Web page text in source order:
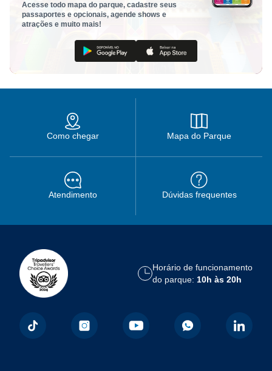
Acesse todo mapa do parque, cadastre seus
passaportes e opcionais, agende shows e
atrações e muito mais!
Como chegar Mapa do Parque
Atendimento Dúvidas frequentes
Horário de funcionamento
do parque: 10h às 20h